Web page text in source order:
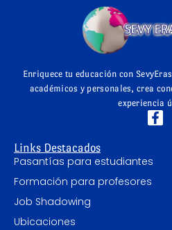
Enriquece tu educación con
académicos y personales, crea
experiencia
Links Destacados
Pasantías para estudiantes
Formación para profesores
Job Shadowing
Ubicaciones